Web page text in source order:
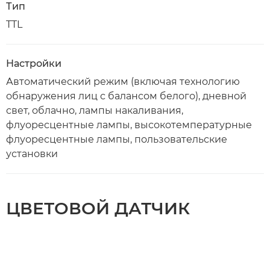
Тип
TTL
Настройки
Автоматический режим (включая технологию
обнаружения лиц с балансом белого), дневной
свет, облачно, лампы накаливания,
флуоресцентные лампы, высокотемпературные
флуоресцентные лампы, пользовательские
установки
ЦВЕТОВОЙ ДАТЧИК